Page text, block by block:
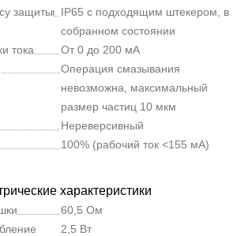
проводов
защиты
IP65 с подходящим штекером, в
собранном состоянии
тока
От 0 до 200 мА
Операция смазывания
невозможна, максимальный
размер частиц 10 мкм
Нереверсивный
100% (рабочий ток <155 мА)
характеристики
60,5 Ом
2,5 Вт